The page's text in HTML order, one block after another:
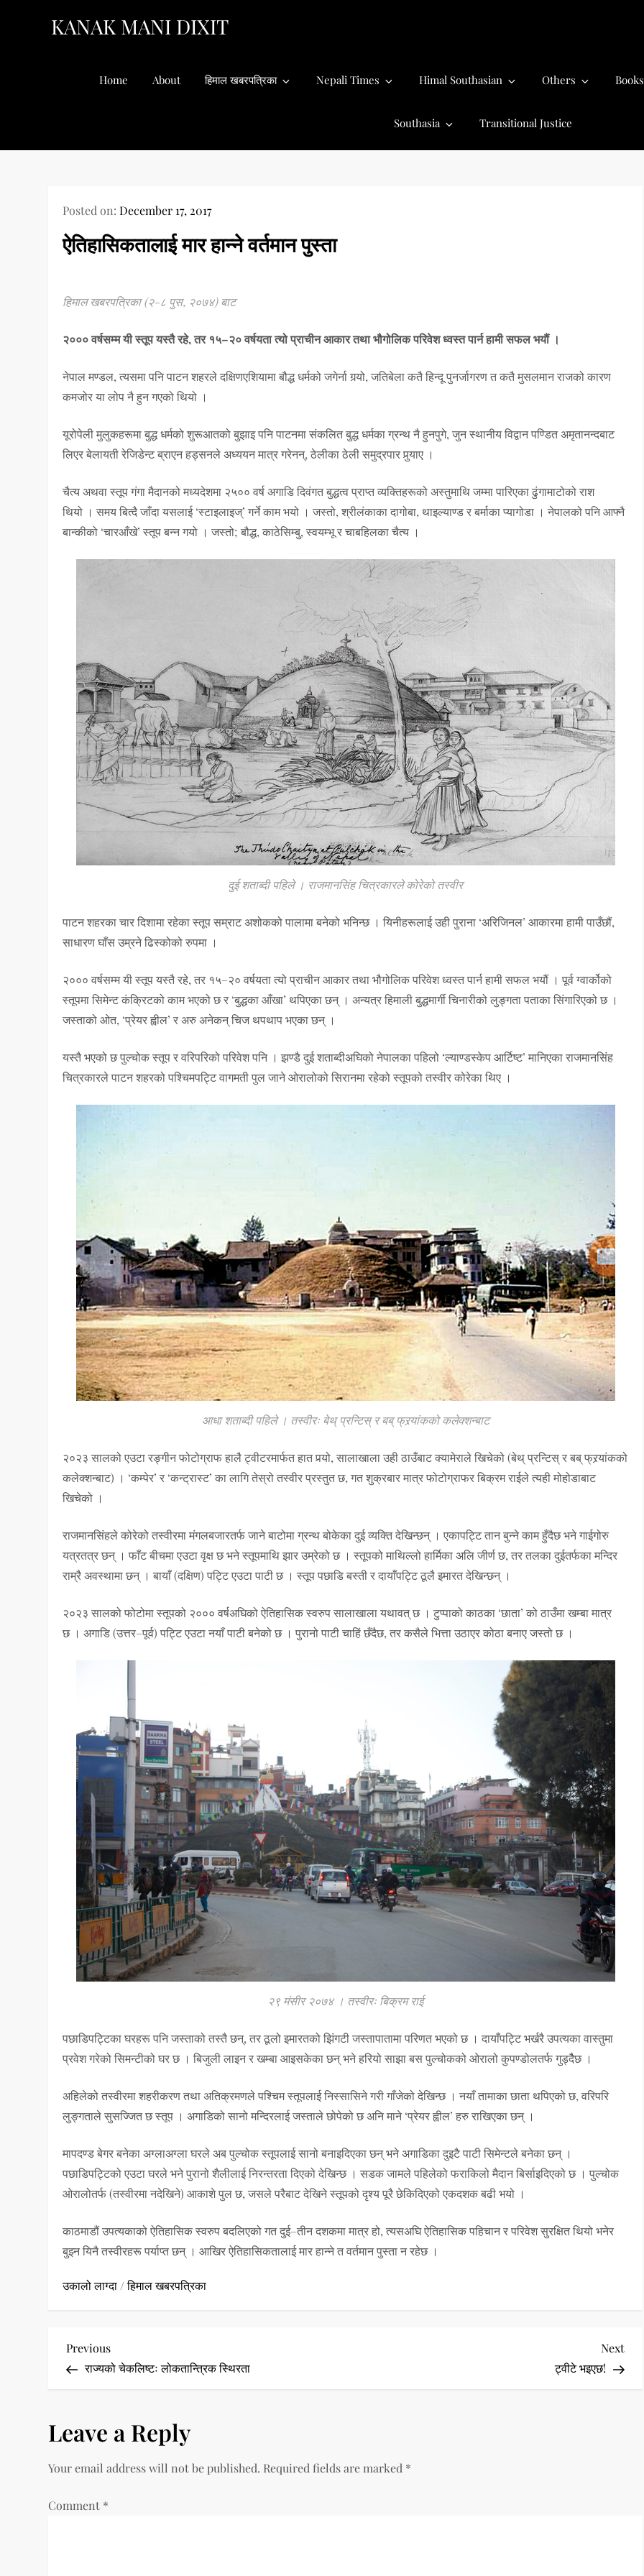
KANAK MANI DIXIT
Home About हिमाल खबरपत्रिका Nepali Times Himal Southasian Others Books
Southasia Transitional Justice
Posted on:December 17, 2017
ऐतिहासिकतालाई मार हान्ने वर्तमान पुस्ता
हिमाल खबरपत्रिका (२-८ पुस, २०७४) बाट
२००० वर्षसम्म यी स्तूप यस्तै रहे, तर १५–२० वर्षयता त्यो प्राचीन आकार तथा भौगोलिक परिवेश ध्वस्त पार्न हामी सफल भयौं ।
नेपाल मण्डल, त्यसमा पनि पाटन शहरले दक्षिणएशियामा बौद्ध धर्मको जगेर्ना गर्‍यो, जतिबेला कतै हिन्दू पुनर्जागरण त कतै मुसलमान राजको कारण
कमजोर या लोप नै हुन गएको थियो ।
यूरोपेली मुलुकहरूमा बुद्ध धर्मको शुरूआतको बुझाइ पनि पाटनमा संकलित बुद्ध धर्मका ग्रन्थ नै हुनपुगे, जुन स्थानीय विद्वान पण्डित अमृतानन्दबाट
लिएर बेलायती रेजिडेन्ट ब्राएन हड्सनले अध्ययन मात्र गरेनन्, ठेलीका ठेली समुद्रपार पुर्‍याए ।
चैत्य अथवा स्तूप गंगा मैदानको मध्यदेशमा २५०० वर्ष अगाडि दिवंगत बुद्धत्व प्राप्त व्यक्तिहरूको अस्तुमाथि जम्मा पारिएका ढुंगामाटोको राश
थियो । समय बित्दै जाँदा यसलाई ‘स्टाइलाइज्’ गर्ने काम भयो । जस्तो, श्रीलंकाका दागोबा, थाइल्याण्ड र बर्माका प्यागोडा । नेपालको पनि आफ्नै
बान्कीको ‘चारआँखे’ स्तूप बन्न गयो । जस्तो; बौद्ध, काठेसिम्बु, स्वयम्भू र चाबहिलका चैत्य ।
दुई शताब्दी पहिले । राजमानसिंह चित्रकारले कोरेको तस्वीर
पाटन शहरका चार दिशामा रहेका स्तूप सम्राट अशोकको पालामा बनेको भनिन्छ । यिनीहरूलाई उही पुराना ‘अरिजिनल’ आकारमा हामी पाउँछौं,
साधारण घाँस उम्रने ढिस्कोको रुपमा ।
२००० वर्षसम्म यी स्तूप यस्तै रहे, तर १५–२० वर्षयता त्यो प्राचीन आकार तथा भौगोलिक परिवेश ध्वस्त पार्न हामी सफल भयौं । पूर्व ग्वार्कोको
स्तूपमा सिमेन्ट कंक्रिटको काम भएको छ र ‘बुद्धका आँखा’ थपिएका छन् । अन्यत्र हिमाली बुद्धमार्गी चिनारीको लुङ्गता पताका सिंगारिएको छ ।
जस्ताको ओत, ‘प्रेयर ह्वील’ र अरु अनेकन् चिज थपथाप भएका छन् ।
यस्तै भएको छ पुल्चोक स्तूप र वरिपरिको परिवेश पनि । झण्डै दुई शताब्दीअघिको नेपालका पहिलो ‘ल्याण्डस्केप आर्टिष्ट’ मानिएका राजमानसिंह
चित्रकारले पाटन शहरको पश्चिमपट्टि वागमती पुल जाने ओरालोको सिरानमा रहेको स्तूपको तस्वीर कोरेका थिए ।
आधा शताब्दी पहिले । तस्वीरः बेथ् प्रन्टिस् र बब् फ्रर्‍यांकको कलेक्शन्बाट
२०२३ सालको एउटा रङ्गीन फोटोग्राफ हालै ट्वीटरमार्फत हात पर्‍यो, सालाखाला उही ठाउँबाट क्यामेराले खिचेको (बेथ् प्रन्टिस् र बब् फ्रर्‍यांकको
कलेक्शन्बाट) । ‘कम्पेर’ र ‘कन्ट्रास्ट’ का लागि तेस्रो तस्वीर प्रस्तुत छ, गत शुक्रबार मात्र फोटोग्राफर बिक्रम राईले त्यही मोहोडाबाट
खिचेको ।
राजमानसिंहले कोरेको तस्वीरमा मंगलबजारतर्फ जाने बाटोमा ग्रन्थ बोकेका दुई व्यक्ति देखिन्छन् । एकापट्टि तान बुन्ने काम हुँदैछ भने गाईगोरु
यत्रतत्र छन् । फाँट बीचमा एउटा वृक्ष छ भने स्तूपमाथि झार उम्रेको छ । स्तूपको माथिल्लो हार्मिका अलि जीर्ण छ, तर तलका दुईतर्फका मन्दिर
राम्रै अवस्थामा छन् । बायाँ (दक्षिण) पट्टि एउटा पाटी छ । स्तूप पछाडि बस्ती र दायाँपट्टि ठूलै इमारत देखिन्छन् ।
२०२३ सालको फोटोमा स्तूपको २००० वर्षअघिको ऐतिहासिक स्वरुप सालाखाला यथावत् छ । टुप्पाको काठका ‘छाता’ को ठाउँमा खम्बा मात्र
छ । अगाडि (उत्तर–पूर्व) पट्टि एउटा नयाँ पाटी बनेको छ । पुरानो पाटी चाहिं छँदैछ, तर कसैले भित्ता उठाएर कोठा बनाए जस्तो छ ।
२९ मंसीर २०७४ । तस्वीरः बिक्रम राई
पछाडिपट्टिका घरहरू पनि जस्ताको तस्तै छन्, तर ठूलो इमारतको झिंगटी जस्तापातामा परिणत भएको छ । दायाँपट्टि भर्खरै उपत्यका वास्तुमा
प्रवेश गरेको सिमन्टीको घर छ । बिजुली लाइन र खम्बा आइसकेका छन् भने हरियो साझा बस पुल्चोकको ओरालो कुपण्डोलतर्फ गुड्दैैछ ।
अहिलेको तस्वीरमा शहरीकरण तथा अतिक्रमणले पश्चिम स्तूपलाई निस्सासिने गरी गाँजेको देखिन्छ । नयाँ तामाका छाता थपिएको छ, वरिपरि
लुङ्गताले सुसज्जित छ स्तूप । अगाडिको सानो मन्दिरलाई जस्ताले छोपेको छ अनि माने ‘प्रेयर ह्वील’ हरु राखिएका छन् ।
मापदण्ड बेगर बनेका अग्लाअग्ला घरले अब पुल्चोक स्तूपलाई सानो बनाइदिएका छन् भने अगाडिका दुइटै पाटी सिमेन्टले बनेका छन् ।
पछाडिपट्टिको एउटा घरले भने पुरानो शैलीलाई निरन्तरता दिएको देखिन्छ । सडक जामले पहिलेको फराकिलो मैदान बिर्साइदिएको छ । पुल्चोक
ओरालोतर्फ (तस्वीरमा नदेखिने) आकाशे पुल छ, जसले परैबाट देखिने स्तूपको दृश्य पूरै छेकिदिएको एकदशक बढी भयो ।
काठमाडौं उपत्यकाको ऐतिहासिक स्वरुप बदलिएको गत दुई–तीन दशकमा मात्र हो, त्यसअघि ऐतिहासिक पहिचान र परिवेश सुरक्षित थियो भनेर
बुझ्न यिनै तस्वीरहरू पर्याप्त छन् । आखिर ऐतिहासिकतालाई मार हान्ने त वर्तमान पुस्ता न रहेछ ।
उकालो लाग्दा /हिमाल खबरपत्रिका
P
o
t
n
a
Previous
Post
Previous
राज्यको चेकलिष्टः लोकतान्त्रिक स्थिरता
Next
Post
Next
ट्वीटे भइएछ!
Leave a Reply
Your email address will not be published. Required fields are marked *
Comment *